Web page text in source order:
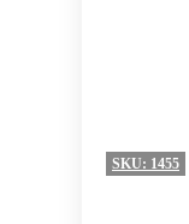
SKU: 1455